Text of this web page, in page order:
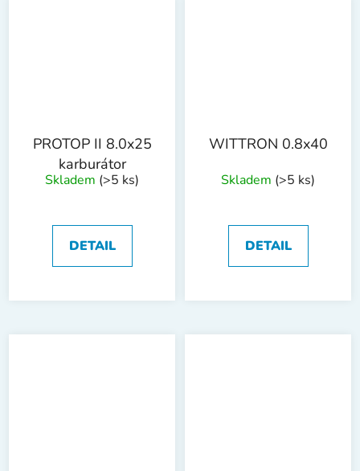
PROTOP II 8.0x25
karburátor
Skladem (>5 ks)
DETAIL
WITTRON 0.8x40
Skladem (>5 ks)
DETAIL